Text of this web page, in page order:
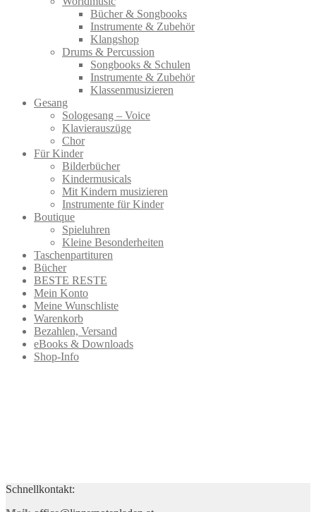
Bücher & Songbooks
Instrumente & Zubehör
Klangshop
Drums & Percussion
Songbooks & Schulen
Instrumente & Zubehör
Klassenmusizieren
Gesang
Sologesang – Voice
Klavierauszüge
Chor
Für Kinder
Bilderbücher
Kindermusicals
Mit Kindern musizieren
Instrumente für Kinder
Boutique
Spieluhren
Kleine Besonderheiten
Taschenpartituren
Bücher
BESTE RESTE
Mein Konto
Meine Wunschliste
Warenkorb
Bezahlen, Versand
eBooks & Downloads
Shop-Info
Schnellkontakt: